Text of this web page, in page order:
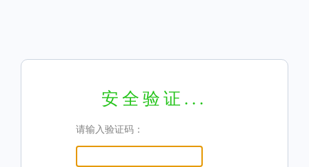
安全验证...
请输入验证码：